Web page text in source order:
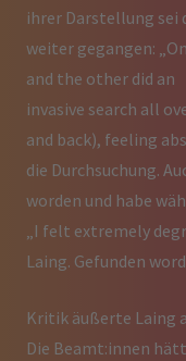
ihrer Darstellung sei
weiter gegangen:
and the other did an
invasive search all
and back), feeling
die Durchsuchung.
worden und habe
„I felt extremely
Laing. Gefunden
Kritik äußerte Laing
Die Beamt:innen